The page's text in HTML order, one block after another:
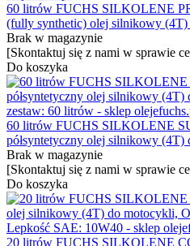
60 litrów FUCHS SILKOLENE
(fully synthetic) olej silnikowy
Brak w magazynie
[Skontaktuj się z nami w sprawie
Do koszyka
60 litrów FUCHS SILKOLENE
półsyntetyczny olej silnikowy (4T)
Brak w magazynie
[Skontaktuj się z nami w sprawie
Do koszyka
20 litrów FUCHS SILKOLENE